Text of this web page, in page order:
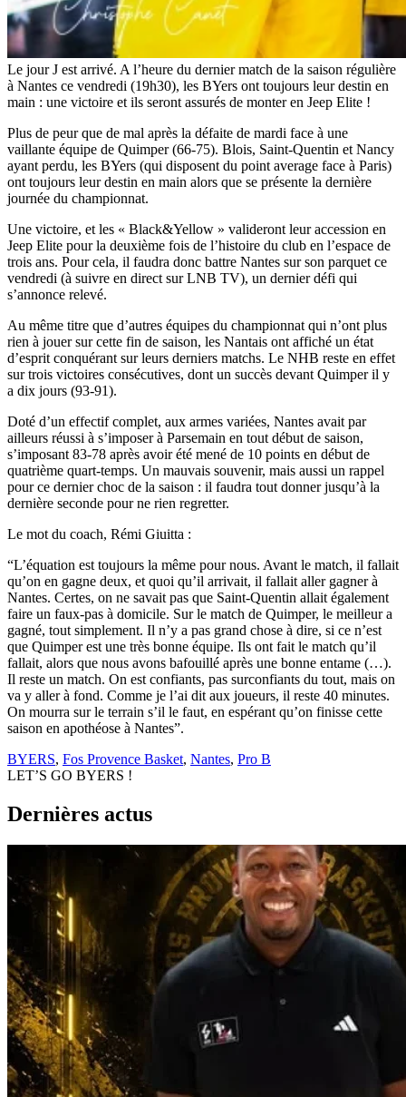
Le jour J est arrivé. A l’heure du dernier match de la saison régulière
à Nantes ce vendredi (19h30), les BYers ont toujours leur destin en
main : une victoire et ils seront assurés de monter en Jeep Elite !
Plus de peur que de mal après la défaite de mardi face à une
vaillante équipe de Quimper (66-75). Blois, Saint-Quentin et Nancy
ayant perdu, les BYers (qui disposent du point average face à Paris)
ont toujours leur destin en main alors que se présente la dernière
journée du championnat.
Une victoire, et les « Black&Yellow » valideront leur accession en
Jeep Elite pour la deuxième fois de l’histoire du club en l’espace de
trois ans. Pour cela, il faudra donc battre Nantes sur son parquet ce
vendredi (à suivre en direct sur LNB TV), un dernier défi qui
s’annonce relevé.
Au même titre que d’autres équipes du championnat qui n’ont plus
rien à jouer sur cette fin de saison, les Nantais ont affiché un état
d’esprit conquérant sur leurs derniers matchs. Le NHB reste en effet
sur trois victoires consécutives, dont un succès devant Quimper il y
a dix jours (93-91).
Doté d’un effectif complet, aux armes variées, Nantes avait par
ailleurs réussi à s’imposer à Parsemain en tout début de saison,
s’imposant 83-78 après avoir été mené de 10 points en début de
quatrième quart-temps. Un mauvais souvenir, mais aussi un rappel
pour ce dernier choc de la saison : il faudra tout donner jusqu’à la
dernière seconde pour ne rien regretter.
Le mot du coach, Rémi Giuitta :
“L’équation est toujours la même pour nous. Avant le match, il fallait
qu’on en gagne deux, et quoi qu’il arrivait, il fallait aller gagner à
Nantes. Certes, on ne savait pas que Saint-Quentin allait également
faire un faux-pas à domicile. Sur le match de Quimper, le meilleur a
gagné, tout simplement. Il n’y a pas grand chose à dire, si ce n’est
que Quimper est une très bonne équipe. Ils ont fait le match qu’il
fallait, alors que nous avons bafouillé après une bonne entame (…).
Il reste un match. On est confiants, pas surconfiants du tout, mais on
va y aller à fond. Comme je l’ai dit aux joueurs, il reste 40 minutes.
On mourra sur le terrain s’il le faut, en espérant qu’on finisse cette
saison en apothéose à Nantes”.
BYERS, Fos Provence Basket, Nantes, Pro B
LET’S GO BYERS !
Dernières actus